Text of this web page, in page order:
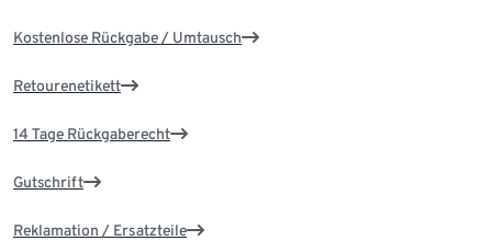
Kostenlose Rückgabe / Umtausch
Retourenetikett
14 Tage Rückgaberecht
Gutschrift
Reklamation / Ersatzteile